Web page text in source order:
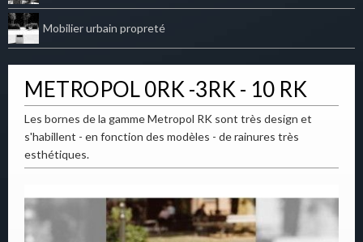
Mobilier urbain propreté
METROPOL 0RK -3RK - 10 RK
Les bornes de la gamme Metropol RK sont très design et
s'habillent - en fonction des modèles - de rainures très
esthétiques.